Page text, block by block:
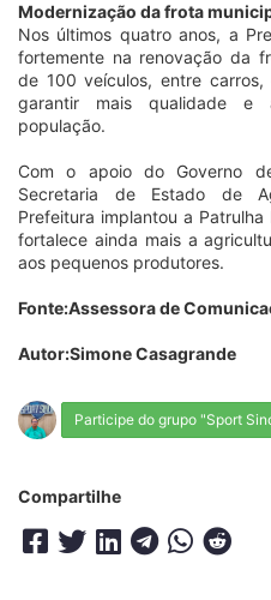
Modernização da frota
Nos últimos quatro anos, a
fortemente na renovação da
de 100 veículos, entre carros,
garantir mais qualidade e
população.
Com o apoio do Governo
Secretaria de Estado de
Prefeitura implantou a
fortalece ainda mais a
aos pequenos produtores.
Fonte:Assessora de
Autor:Simone Casagrande
Participe do grupo "Sport
Compartilhe